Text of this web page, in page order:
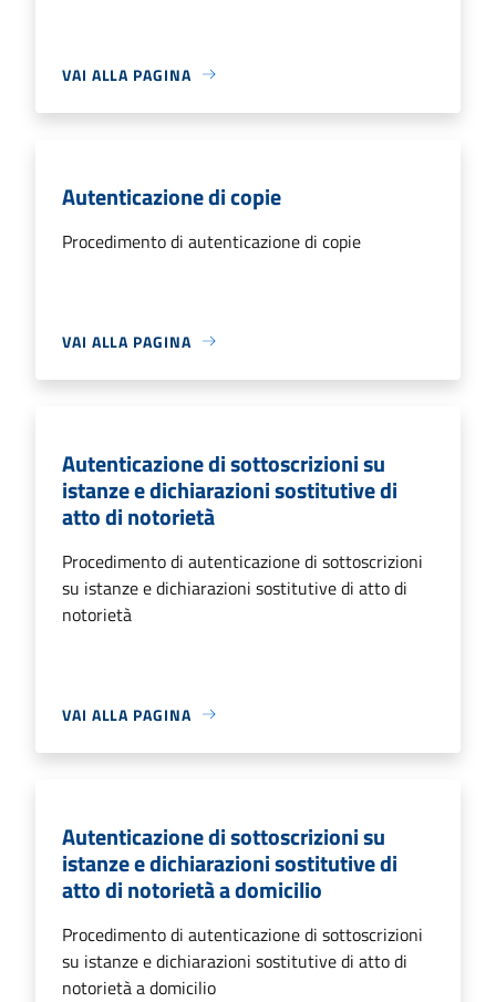
VAI ALLA PAGINA
Autenticazione di copie
Procedimento di autenticazione di copie
VAI ALLA PAGINA
Autenticazione di sottoscrizioni su
istanze e dichiarazioni sostitutive di
atto di notorietà
Procedimento di autenticazione di sottoscrizioni
su istanze e dichiarazioni sostitutive di atto di
notorietà
VAI ALLA PAGINA
Autenticazione di sottoscrizioni su
istanze e dichiarazioni sostitutive di
atto di notorietà a domicilio
Procedimento di autenticazione di sottoscrizioni
su istanze e dichiarazioni sostitutive di atto di
notorietà a domicilio